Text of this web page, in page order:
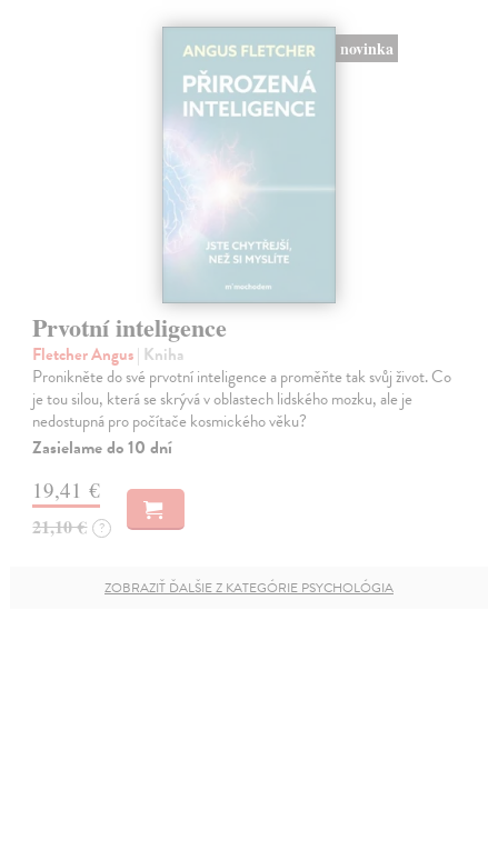
novinka
Prvotní inteligence
Fletcher Angus| Kniha
Pronikněte do své prvotní inteligence a proměňte tak svůj život. Co
je tou silou, která se skrývá v oblastech lidského mozku, ale je
nedostupná pro počítače kosmického věku?
Zasielame do 10 dní
19,41 €
21,10 € ?
ZOBRAZIŤ ĎALŠIE Z KATEGÓRIE PSYCHOLÓGIA